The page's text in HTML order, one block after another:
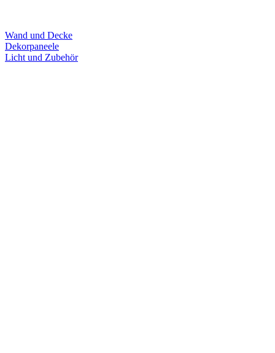
Wand und Decke
Dekorpaneele
Licht und Zubehör